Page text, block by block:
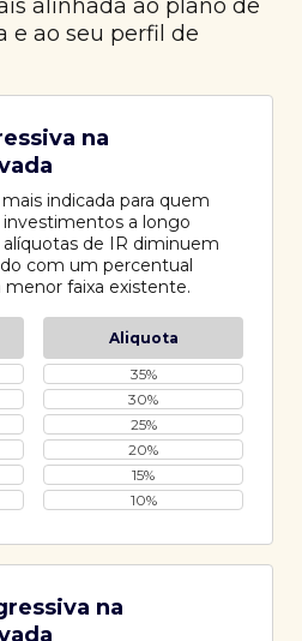
alinhada ao plano de
e ao seu perfil de
na
indicada para quem
a longo
alíquotas de IR diminuem
com um percentual
menor faixa existente.
Aliquota
35%
30%
25%
20%
15%
10%
na